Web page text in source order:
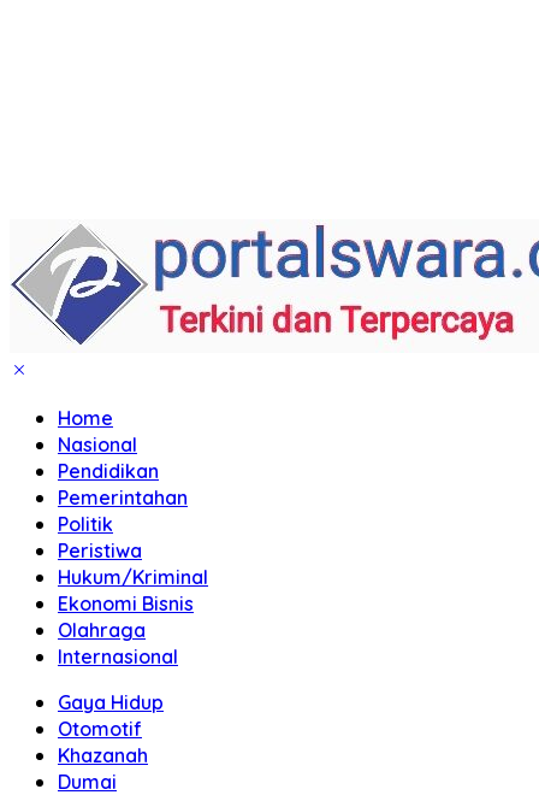
Home
Nasional
Pendidikan
Pemerintahan
Politik
Peristiwa
Hukum/Kriminal
Ekonomi Bisnis
Olahraga
Internasional
Gaya Hidup
Otomotif
Khazanah
Dumai